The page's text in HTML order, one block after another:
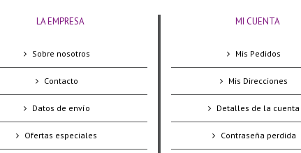
LA EMPRESA
Sobre nosotros
Contacto
Datos de envío
Ofertas especiales
MI CUENTA
Mis Pedidos
Mis Direcciones
Detalles de la cuenta
Contraseña perdida